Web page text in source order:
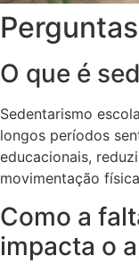
O que é
Sedentarismo
longos períodos
educacionais,
movimentação
Como a
impacta o